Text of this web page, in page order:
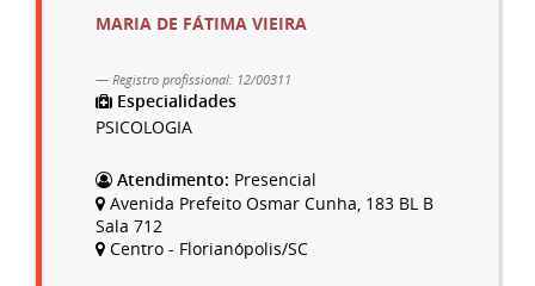
MARIA DE FÁTIMA VIEIRA
Registro profissional: 12/00311
Especialidades
PSICOLOGIA
Atendimento: Presencial
Avenida Prefeito Osmar Cunha, 183 BL B
Sala 712
Centro - Florianópolis/SC